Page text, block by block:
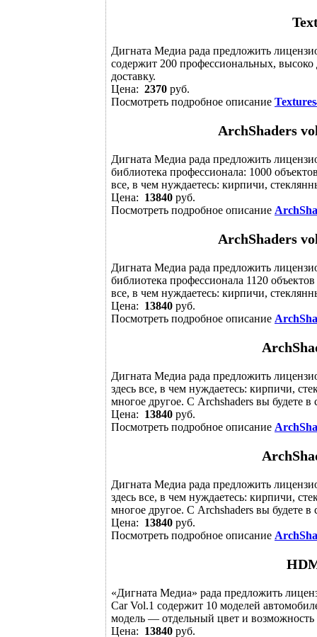
Дигната Медиа рада предложить
содержит 200 профессиональных,
доставку.
Цена: 2370 руб.
Посмотреть подробное описание
ArchShaders
Дигната Медиа рада предложить
библиотека профессионала: 1000
все, в чем нуждаетесь: кирпичи,
Цена: 13840 руб.
Посмотреть подробное описание
ArchShaders
Дигната Медиа рада предложить
библиотека профессионала 1120
все, в чем нуждаетесь: кирпичи,
Цена: 13840 руб.
Посмотреть подробное описание
Дигната Медиа рада предложить
здесь все, в чем нуждаетесь: кирпичи,
многое другое. С Archshaders вы будете в
Цена: 13840 руб.
Посмотреть подробное описание
Дигната Медиа рада предложить
здесь все, в чем нуждаетесь: кирпичи,
многое другое. С Archshaders вы будете в
Цена: 13840 руб.
Посмотреть подробное описание
«Дигната Медиа» рада предложить
Car Vol.1 содержит 10 моделей
модель — отдельный цвет и возможность
Цена: 13840 руб.